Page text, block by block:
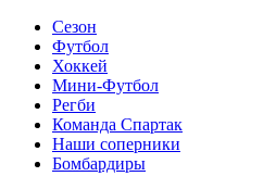
Сезон
Футбол
Хоккей
Мини-Футбол
Регби
Команда Спартак
Наши соперники
Бомбардиры